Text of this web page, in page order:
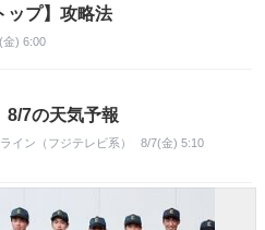
ップ】攻略法
金) 6:00
8/7の天気予報
イン（フジテレビ系） 8/7(金) 5:10